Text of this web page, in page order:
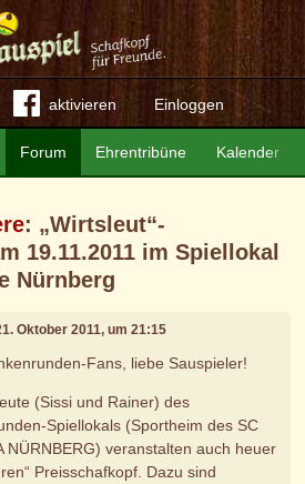
aktivieren Einloggen
Forum Ehrentribüne Kalender
: „Wirtsleut“-
19.11.2011 im Spiellokal
Nürnberg
Oktober 2011, um 21:15
Fans, liebe Sauspieler!
(Sissi und Rainer) des
Spiellokals (Sportheim des SC
NÜRNBERG) veranstalten auch heuer
Preisschafkopf. Dazu sind